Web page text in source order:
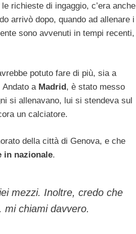
richieste di ingaggio, c’era anche
arrivò dopo, quando ad allenare i
sono avvenuti in tempi recenti,
potuto fare di più, sia a
Andato a Madrid , è stato messo
si allenavano, lui si stendeva sul
un calciatore.
della città di Genova, e che
in nazionale.
mezzi. Inoltre, credo che
chiami davvero.